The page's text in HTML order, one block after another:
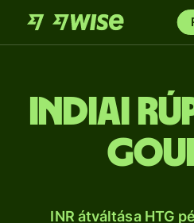
indiai
INR átváltása HTG